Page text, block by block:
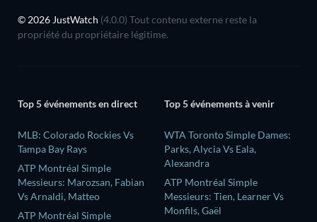
© 2026 JustWatch (4.0.0) Tout contenu externe reste la
propriété du propriétaire légitime.
Top 5 événements en direct
MLB: Colorado Rockies Vs
Tampa Bay Rays
ATP Montréal Simple
Messieurs: Marozsan, Fabian
Vs Arnaldi, Matteo
ATP Montréal Simple
Top 5 événements à venir
WTA Toronto Simple Dames:
Parks, Alycia Vs Eala,
Alexandra
ATP Montréal Simple
Messieurs: Tien, Learner Vs
Monfils, Gaël